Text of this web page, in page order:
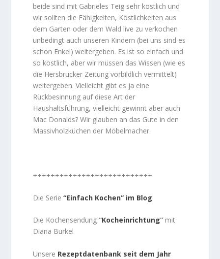
beide sind mit Gabrieles Teig sehr köstlich und
wir sollten die Fähigkeiten, Köstlichkeiten aus
dem Garten oder dem Wald live zu verkochen
unbedingt auch unseren Kindern (bei uns sind es
schon Enkel) weitergeben. Es ist so einfach und
so köstlich, aber wir müssen das Wissen (wie es
die Hersbrucker Zeitung vorbildlich vermittelt)
weitergeben. Vielleicht gibt es ja eine
Rückbesinnung auf diese Art der
Haushaltsführung, vielleicht gewinnt aber auch
Mac Donalds? Wir glauben an das Gute in den
Massivholzküchen der Möbelmacher.
+++++++++++++++++++++++++++
Die Serie“Einfach Kochen” im Blog
Die Kochensendung“Kocheinrichtung” mit
Diana Burkel
Unsere Rezeptdatenbank seit dem Jahr